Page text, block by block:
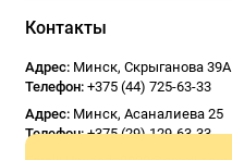
Контакты
Адрес: Минск, Скрыганова 39А
Телефон: +375 (44) 725-63-33
Адрес: Минск, Асаналиева 25
Телефон: +375 (29) 129-63-33